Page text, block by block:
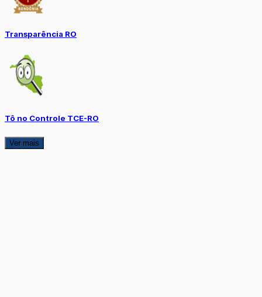
Transparência RO
Tô no Controle TCE-RO
Ver mais